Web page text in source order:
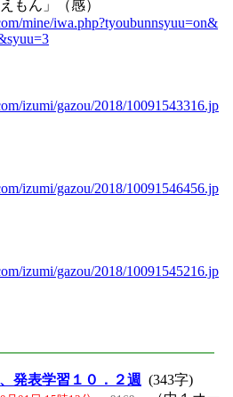
もん」（感）
mine/iwa.php?tyoubunnsyuu=on&
izumi/gazou/2018/10091543316.jp
izumi/gazou/2018/10091546456.jp
izumi/gazou/2018/10091545216.jp
発表学習１０．２週 (343字)